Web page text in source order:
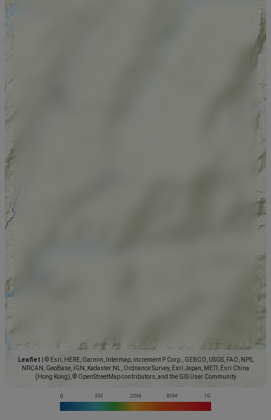
Leaflet
© Esri, HERE, Garmin, Intermap, increment P Corp., GEBCO, USGS, FAO, NPS,
NRCAN, GeoBase, IGN, Kadaster NL, Ordnance Survey, Esri Japan, METI, Esri China
(Hong Kong), © OpenStreetMap contributors, and the GIS User Community